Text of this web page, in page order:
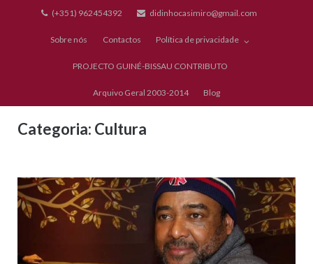
(+351) 962454392 didinhocasimiro@gmail.com
Sobre nós Contactos Política de privacidade
PROJECTO GUINÉ-BISSAU CONTRIBUTO
Arquivo Geral 2003-2014 Blog
Categoria: Cultura